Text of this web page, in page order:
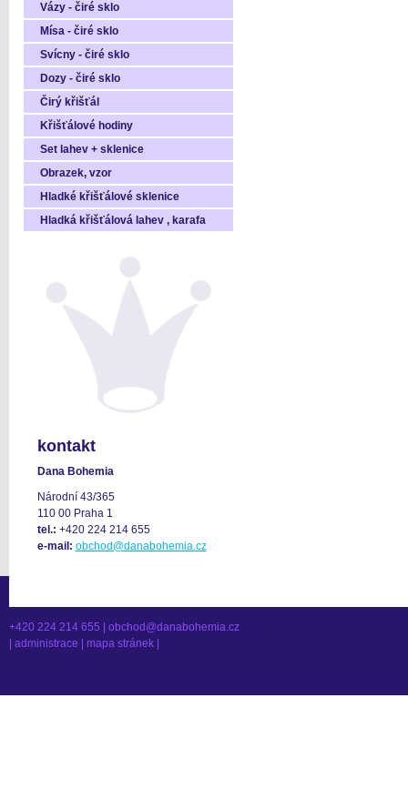
Vázy - čiré sklo
Mísa - čiré sklo
Svícny - čiré sklo
Dozy - čiré sklo
Čirý křišťál
Křišťálové hodiny
Set lahev + sklenice
Obrazek, vzor
Hladké křišťálové sklenice
Hladká křišťálová lahev , karafa
kontakt
Dana Bohemia
Národní 43/365
110 00 Praha 1
tel.: +420 224 214 655
e-mail: obchod@danabohemia.cz
+420 224 214 655 | obchod@danabohemia.cz
administrace mapa stránek|